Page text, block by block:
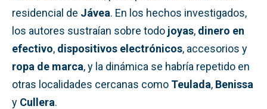
residencial de Jávea. En los hechos investigados,
los autores sustraían sobre todo joyas, dinero en
efectivo, dispositivos electrónicos, accesorios y
ropa de marca, y la dinámica se habría repetido en
otras localidades cercanas como Teulada, Benissa
y Cullera.